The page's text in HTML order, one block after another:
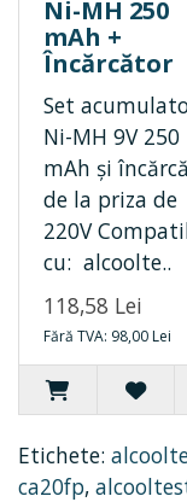
Ni-MH 250
mAh +
Încărcător
Set
Ni-MH 9V 250
mAh și
de la priza de
220V
cu: alcoolte..
118,58 Lei
Fără TVA: 98,00 Lei
Etichete:
ca20fp,